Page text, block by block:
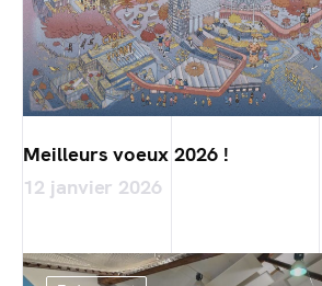
Meilleurs voeux 2026 !
12 janvier 2026